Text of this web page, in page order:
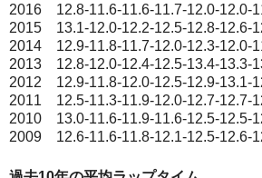
2016 12.8-11.6-11.6-11.7-12.0-12.0-
2015 13.1-12.0-12.2-12.5-12.8-12.6-
2014 12.9-11.8-11.7-12.0-12.3-12.0-
2013 12.8-12.0-12.4-12.5-13.4-13.3-
2012 12.9-11.8-12.0-12.5-12.9-13.1-
2011 12.5-11.3-11.9-12.0-12.7-12.7-
2010 13.0-11.6-11.9-11.6-12.5-12.5-
2009 12.6-11.6-11.8-12.1-12.5-12.6-